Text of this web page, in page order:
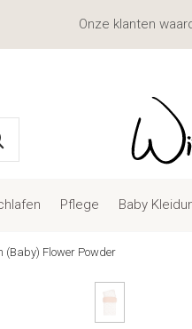
Pflege Baby
Onze klanten
(Baby) Flower Powder